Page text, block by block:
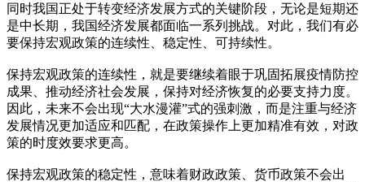
同时我国正处于转变经济发展方式的关键阶段，无论是短期还
是中长期，我国经济发展都面临一系列挑战。对此，我们有必
要保持宏观政策的连续性、稳定性、可持续性。
保持宏观政策的连续性，就是要继续着眼于巩固拓展疫情防控
成果、推动经济社会发展，保持对经济恢复的必要支持力度。
因此，未来不会出现“大水漫灌”式的强刺激，而是注重与经济
发展情况更加适应和匹配，在政策操作上更加精准有效，对政
策的时度效要求更高。
保持宏观政策的稳定性，意味着财政政策、货币政策不会出